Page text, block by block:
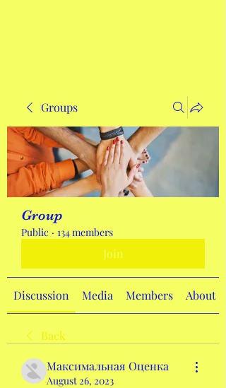
Groups
Group
Public · 134 members
Join
Discussion Media Members About
Back
Максимальная Оценка
August 26, 2023